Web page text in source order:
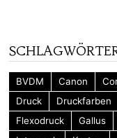
BVDM Canon
Druck
Druckfarben
Flexodruck
Gallus